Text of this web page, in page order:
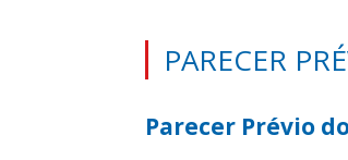
PARECER
Parecer Prévio